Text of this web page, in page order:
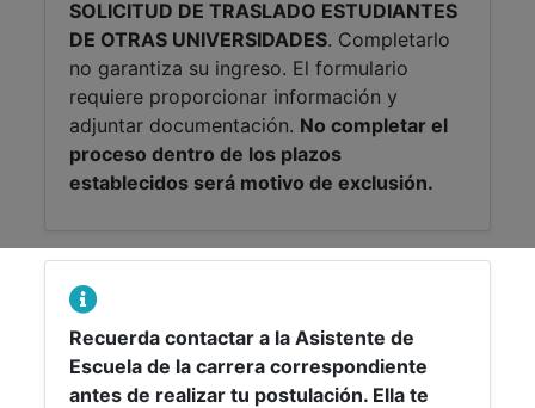
SOLICITUD DE TRASLADO ESTUDIANTES
DE OTRAS UNIVERSIDADES. Completarlo
no garantiza su ingreso. El formulario
requiere proporcionar información y
adjuntar documentación. No completar el
proceso dentro de los plazos
establecidos será motivo de exclusión.
Recuerda contactar a la Asistente de
Escuela de la carrera correspondiente
antes de realizar tu postulación. Ella te